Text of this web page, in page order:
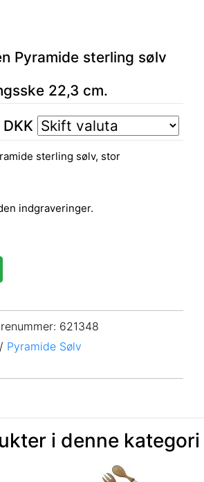
Pyramide sterling sølv
22,3 cm.
DKK
sterling sølv, stor
indgraveringer.
: 621348
/ Pyramide Sølv
i denne kategori